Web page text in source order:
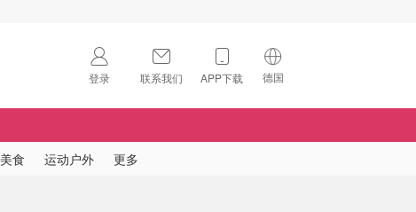
登录 联系我们 APP下载 德国
🇺🇸
美食 运动户外 更多